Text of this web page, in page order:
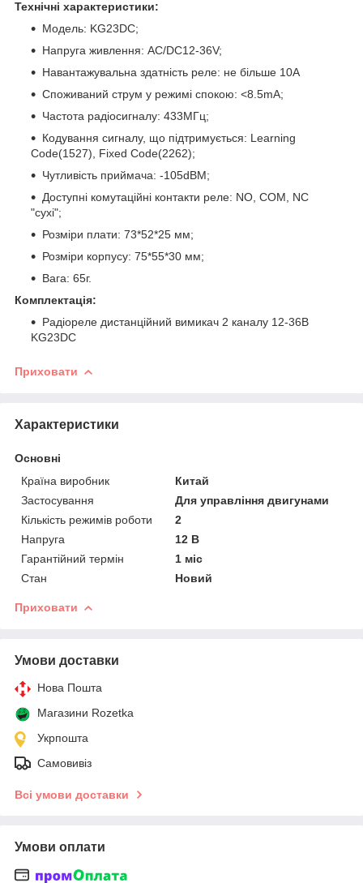
Технічні характеристики:
Модель: KG23DC;
Напруга живлення: AC/DC12-36V;
Навантажувальна здатність реле: не більше 10А
Споживаний струм у режимі спокою: <8.5mA;
Частота радіосигналу: 433МГц;
Кодування сигналу, що підтримується: Learning
Code(1527), Fixed Code(2262);
Чутливість приймача: -105dBM;
Доступні комутаційні контакти реле: NO, COM, NC
"сухі";
Розміри плати: 73*52*25 мм;
Розміри корпусу: 75*55*30 мм;
Вага: 65г.
Комплектація:
Радіореле дистанційний вимикач 2 каналу 12-36В
KG23DC
Приховати
Характеристики
Основні
Країна виробник
Китай
Застосування
Для управління двигунами
Кількість режимів роботи
2
Напруга
12 В
Гарантійний термін
1 міс
Стан
Новий
Приховати
Умови доставки
Нова Пошта
Магазини Rozetka
Укрпошта
Самовивіз
Всі умови доставки
Умови оплати